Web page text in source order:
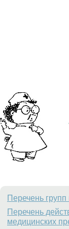
Перечень
Перечень
медицинских